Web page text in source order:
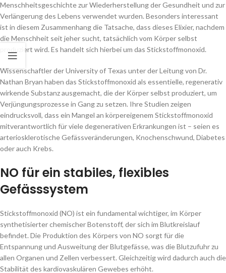
Menschheitsgeschichte zur Wiederherstellung der Gesundheit und zur
Verlängerung des Lebens verwendet wurden. Besonders interessant
ist in diesem Zusammenhang die Tatsache, dass dieses Elixier, nachdem
die Menschheit seit jeher sucht, tatsächlich vom Körper selbst
produziert wird. Es handelt sich hierbei um das Stickstoffmonoxid.
Wissenschaftler der University of Texas unter der Leitung von Dr.
Nathan Bryan haben das Stickstoffmonoxid als essentielle, regenerativ
wirkende Substanz ausgemacht, die der Körper selbst produziert, um
Verjüngungsprozesse in Gang zu setzen. Ihre Studien zeigen
eindrucksvoll, dass ein Mangel an körpereigenem Stickstoffmonoxid
mitverantwortlich für viele degenerativen Erkrankungen ist – seien es
arteriosklerotische Gefässveränderungen, Knochenschwund, Diabetes
oder auch Krebs.
NO für ein stabiles, flexibles
Gefässsystem
Stickstoffmonoxid (NO) ist ein fundamental wichtiger, im Körper
synthetisierter chemischer Botenstoff, der sich im Blutkreislauf
befindet. Die Produktion des Körpers von NO sorgt für die
Entspannung und Ausweitung der Blutgefässe, was die Blutzufuhr zu
allen Organen und Zellen verbessert. Gleichzeitig wird dadurch auch die
Stabilität des kardiovaskulären Gewebes erhöht.